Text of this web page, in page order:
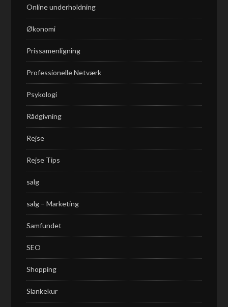
Online underholdning
Økonomi
Prissamenligning
Professionelle Netværk
Psykologi
Rådgivning
Rejse
Rejse Tips
salg
salg – Marketing
Samfundet
SEO
Shopping
Slankekur